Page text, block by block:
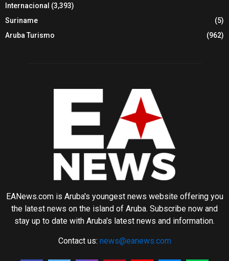
Internacional (3,393)
Suriname
(5)
Aruba Turismo
(962)
EANews.com is Aruba's youngest news website offering you
the latest news on the island of Aruba. Subscribe now and
stay up to date with Aruba's latest news and information.
Contact us: news@eanews.com